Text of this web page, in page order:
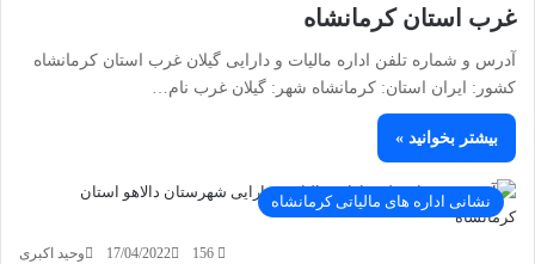
غرب استان کرمانشاه
آدرس و شماره تلفن اداره مالیات و دارایی گیلان غرب استان کرمانشاه
کشور: ایران استان: کرمانشاه شهر: گیلان غرب نام…
بیشتر بخوانید »
نشانی اداره های مالیاتی کرمانشاه
وحید اکبری 17/04/2022